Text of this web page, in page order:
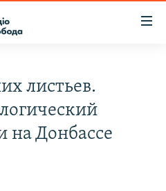
листьев.
на Донбассе